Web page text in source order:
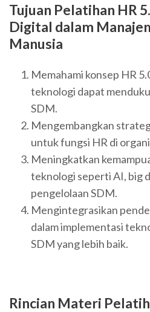
Tujuan Pelatihan HR
Digital dalam
Manusia
Memahami konsep HR
teknologi dapat
SDM.
Mengembangkan
untuk fungsi HR di
Meningkatkan
teknologi seperti AI, big
pengelolaan SDM.
Mengintegrasikan
dalam implementasi
SDM yang lebih baik.
Rincian Materi